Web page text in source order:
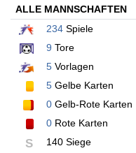
ALLE MANNSCHAFTEN
234 Spiele
9 Tore
5 Vorlagen
5 Gelbe Karten
0 Gelb-Rote Karten
0 Rote Karten
S 140 Siege